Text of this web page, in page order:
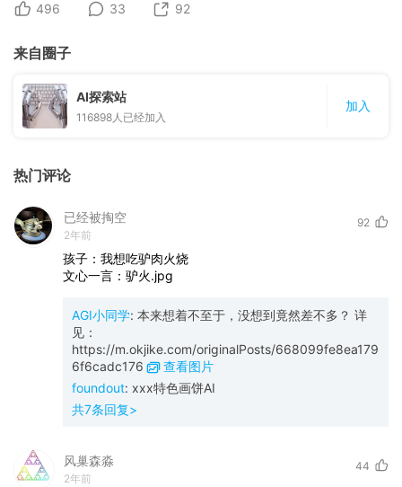
496 33 92
来自圈子
AI探索站
116898 人已经加入
加入
热门评论
已经被掏空
2年前
92
孩子：我想吃驴肉火烧
文心一言：驴火.jpg
AGI小同学: 本来想着不至于，没想到竟然差不多？ 详
见：
https://m.okjike.com/originalPosts/668099fe8ea179
6f6cadc176
查看图片
foundout: xxx特色画饼AI
共7条回复>
风巢森淼
2年前
44